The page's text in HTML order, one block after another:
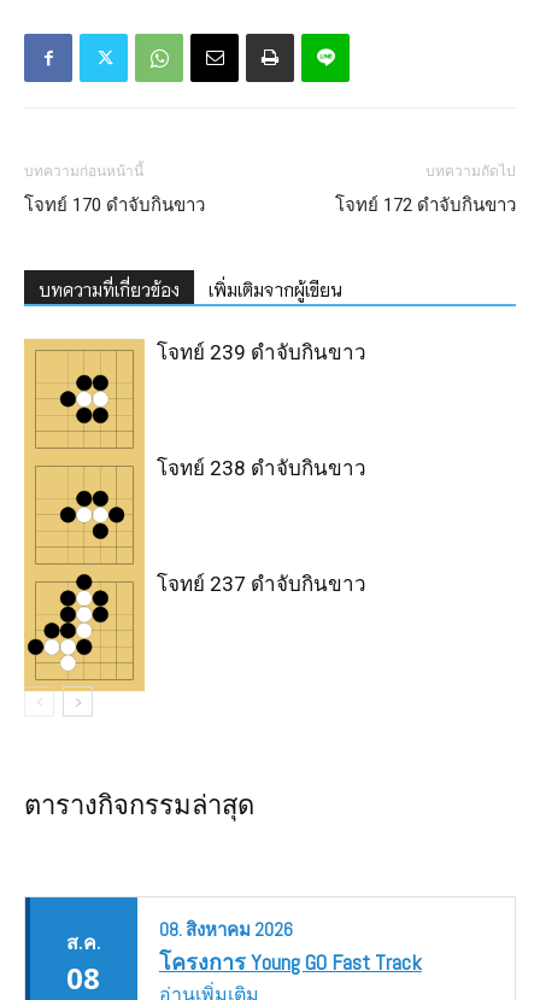
บทความก่อนหน้านี้
โจทย์ 170 ดำจับกินขาว
บทความถัดไป
โจทย์ 172 ดำจับกินขาว
บทความที่เกี่ยวข้อง เพิ่มเติมจากผู้เขียน
โจทย์ 239 ดำจับกินขาว
โจทย์ 238 ดำจับกินขาว
โจทย์ 237 ดำจับกินขาว
ตารางกิจกรรมล่าสุด
ส.ค.
08
08.สิงหาคม 2026
โครงการ Young GO Fast Track
อ่านเพิ่มเติม